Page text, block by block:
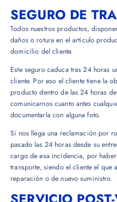
SEGURO DE
Todos nuestros productos,
daños o rotura en el articulo
domicilio del cliente.
Este seguro caduca tras 24 horas
cliente. Por eso el cliente tiene la
producto dentro de las 24 horas
comunicarnos cuanto antes
documentarla con alguna foto.
Si nos llega una reclamación por
pasado las 24 horas desde su
cargo de esa incidencia, por
transporte, siendo el cliente el que
reparación o de nuevo suministro.